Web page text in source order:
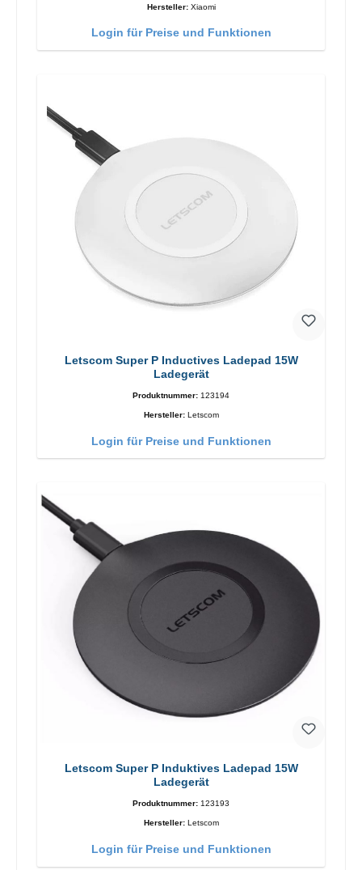
Hersteller: Xiaomi
Login für Preise und Funktionen
Letscom Super P Inductives Ladepad 15W
Ladegerät
Produktnummer: 123194
Hersteller: Letscom
Login für Preise und Funktionen
Letscom Super P Induktives Ladepad 15W
Ladegerät
Produktnummer: 123193
Hersteller: Letscom
Login für Preise und Funktionen